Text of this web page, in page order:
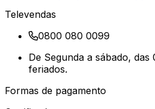
Televendas
0800 080 0099
De Segunda a sábado, das
feriados.
Formas de pagamento